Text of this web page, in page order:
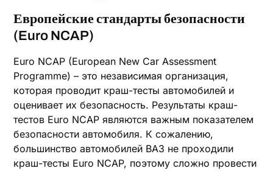
Европейские стандарты безопасности
(Euro NCAP)
Euro NCAP (European New Car Assessment
Programme) – это независимая организация,
которая проводит краш-тесты автомобилей и
оценивает их безопасность. Результаты краш-
тестов Euro NCAP являются важным показателем
безопасности автомобиля. К сожалению,
большинство автомобилей ВАЗ не проходили
краш-тесты Euro NCAP, поэтому сложно провести